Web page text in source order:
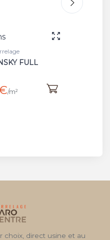
options
- Carrelage
MICHELANGELO
choix, direct usine et au